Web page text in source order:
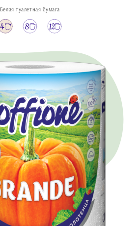
Белая туалетная бумага